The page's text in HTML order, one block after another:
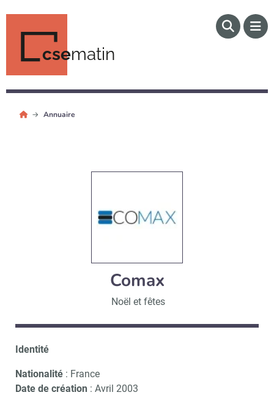
csematin
Annuaire
Comax
Noël et fêtes
Identité
Nationalité : France
Date de création : Avril 2003